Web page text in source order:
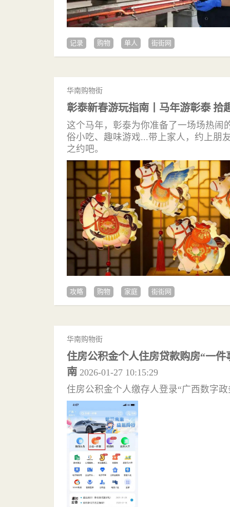
记录 购物 单人 街街网
华南购物街
彰泰新春游玩指南丨马年游彰泰 拾
这个马年，彰泰为你准备了一场场热闹
俗小吃、趣味游戏...带上家人，约上朋
之约吧。
攻略 购物 家庭 街街网
华南购物街
住房公积金个人住房贷款购房“一
南 2026-01-27 10:15:29
住房公积金个人缴存人登录“广西数字